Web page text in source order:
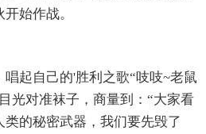
始作战。
起自己的'胜利之歌“吱吱~老鼠
光对准袜子，商量到：“大家看
的秘密武器，我们要先毁了